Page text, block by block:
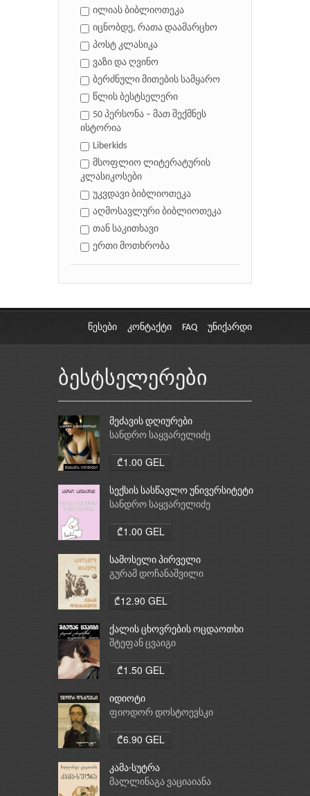
ილიას ბიბლიოთეკა
იცნობდე, რათა დაამარცხო
პოსტ კლასიკა
ვაზი და ღვინო
ბერძნული მითების სამყარო
წლის ბესტსელერი
50 პერსონა – მათ შექმნეს
ისტორია
Liberkids
მსოფლიო ლიტერატურის
კლასიკოსები
უკვდავი ბიბლიოთეკა
აღმოსავლური ბიბლიოთეკა
თან საკითხავი
ერთი მოთხრობა
წესები კონტაქტი FAQ უნიქარდი
ბესტსელერები
მეძავის დღიურები
სანდრო საყვარელიძე
₾1.00 GEL
სექსის სასწავლო უნივერსიტეტი
სანდრო საყვარელიძე
₾1.00 GEL
სამოსელი პირველი
გურამ დოჩანაშვილი
₾12.90 GEL
ქალის ცხოვრების ოცდაოთხი
საათი
შტეფან ცვაიგი
₾1.50 GEL
იდიოტი
ფიოდორ დოსტოევსკი
₾6.90 GEL
კამა-სუტრა
მალლინაგა ვაციაიანა